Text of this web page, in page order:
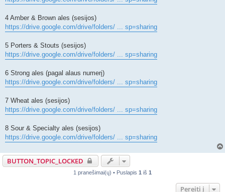
4 Amber & Brown ales (sesijos)
https://drive.google.com/drive/folders/ ... sp=sharing
5 Porters & Stouts (sesijos)
https://drive.google.com/drive/folders/ ... sp=sharing
6 Strong ales (pagal alaus numerį)
https://drive.google.com/drive/folders/ ... sp=sharing
7 Wheat ales (sesijos)
https://drive.google.com/drive/folders/ ... sp=sharing
8 Sour & Specialty ales (sesijos)
https://drive.google.com/drive/folders/ ... sp=sharing
BUTTON_TOPIC_LOCKED
1 pranešimai(ų) • Puslapis 1 iš 1
Pereiti į